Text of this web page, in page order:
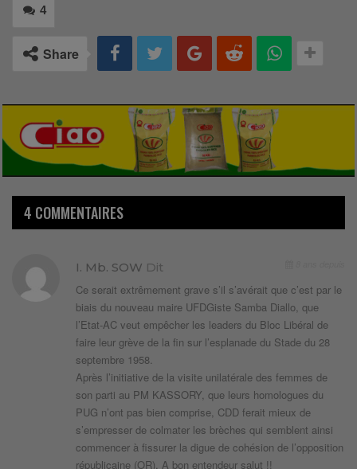
4
Share
4 COMMENTAIRES
I. Mb. SOW Dit
Ce serait extrêmement grave s’il s’avérait que c’est par le
biais du nouveau maire UFDGiste Samba Diallo, que
l’Etat-AC veut empêcher les leaders du Bloc Libéral de
faire leur grève de la fin sur l’esplanade du Stade du 28
septembre 1958.
Après l’initiative de la visite unilatérale des femmes de
son parti au PM KASSORY, que leurs homologues du
PUG n’ont pas bien comprise, CDD ferait mieux de
s’empresser de colmater les brèches qui semblent ainsi
commencer à fissurer la digue de cohésion de l’opposition
républicaine (OR). A bon entendeur salut !!